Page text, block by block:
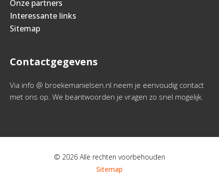
Onze partners
Interessante links
Sitemap
Contactgegevens
Via info @ broekemanielsen.nl neem je eenvoudig contact
met ons op. We beantwoorden je vragen zo snel mogelijk.
© 2026 Alle rechten voorbehouden
Sitemap